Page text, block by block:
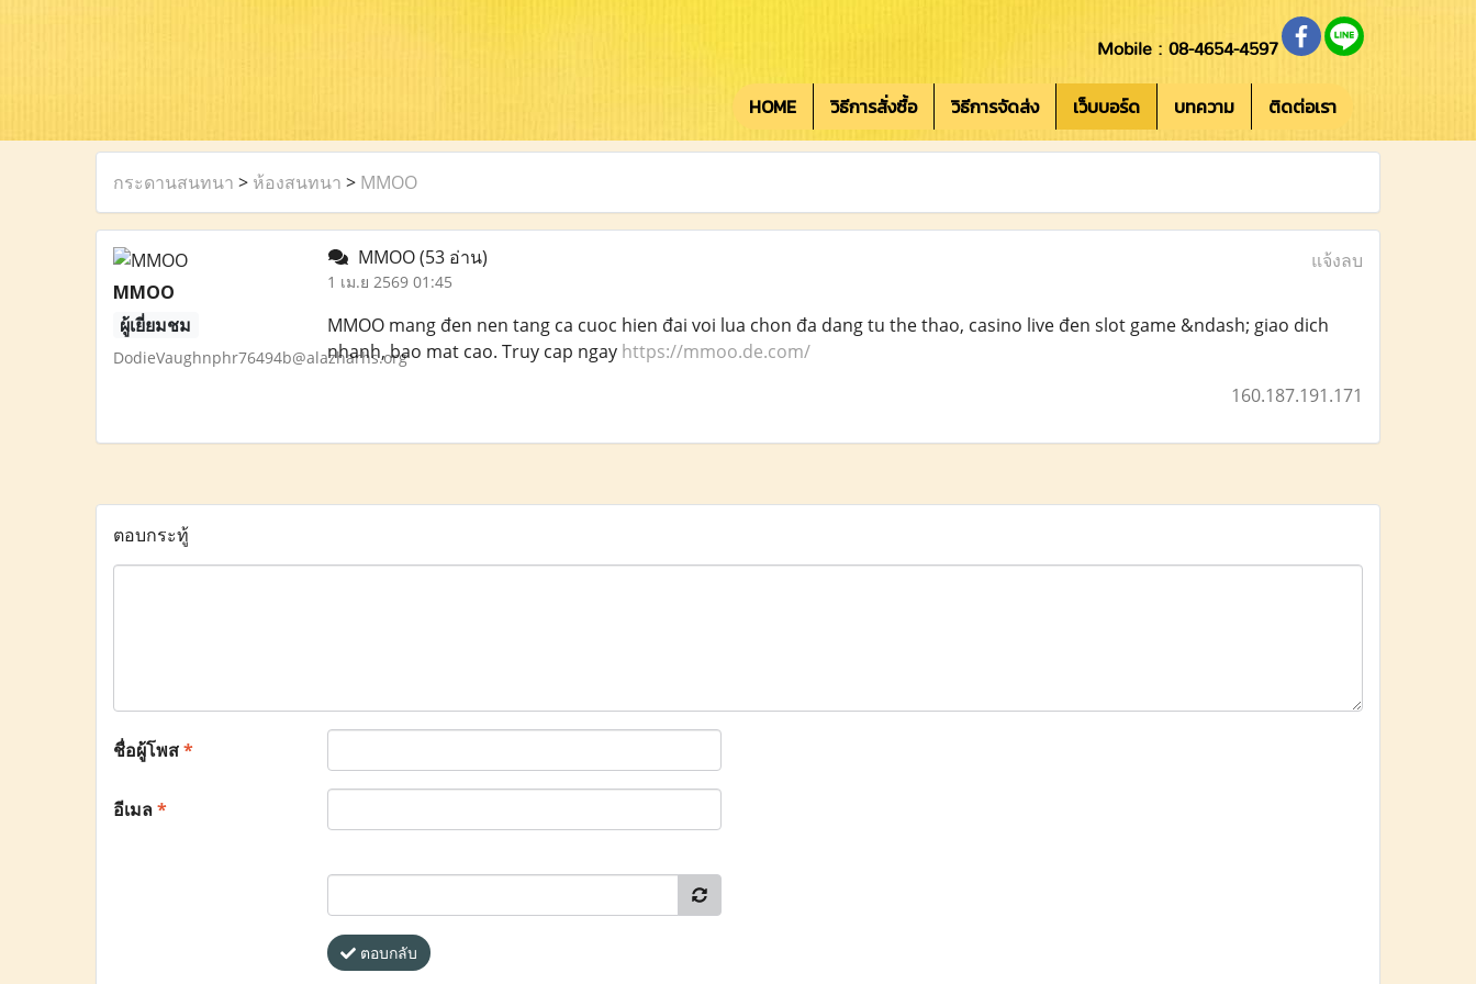
Mobile : 08-4654-4597
HOME วิธีการสั่งซื้อ วิธีการจัดส่ง เว็บบอร์ด บทความ ติดต่อเรา
กระดานสนทนา > ห้องสนทนา > MMOO
MMOO
ผู้เยี่ยมชม
DodieVaughnphr76494b@alazharhs.org
MMOO(53 อ่าน)
1 เม.ย 2569 01:45
แจ้งลบ
MMOO mang đen nen tang ca cuoc hien đai voi lua chon đa dang tu the thao, casino live đen slot game &ndash; giao dich
nhanh, bao mat cao. Truy cap ngay https://mmoo.de.com/
160.187.191.171
ตอบกระทู้
ชื่อผู้โพส*
อีเมล*
ตอบกลับ